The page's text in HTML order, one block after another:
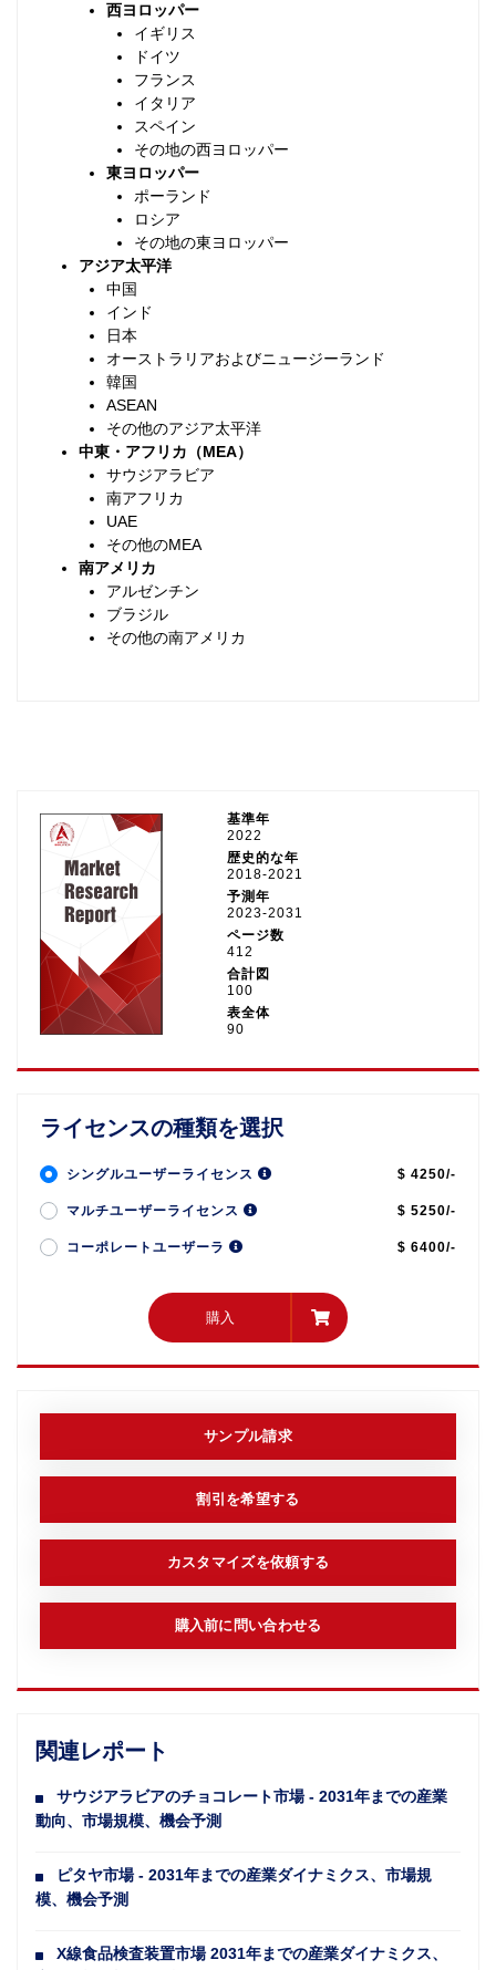
西ヨロッパー
イギリス
ドイツ
フランス
イタリア
スペイン
その地の西ヨロッパー
東ヨロッパー
ポーランド
ロシア
その地の東ヨロッパー
アジア太平洋
中国
インド
日本
オーストラリアおよびニュージーランド
韓国
ASEAN
その他のアジア太平洋
中東・アフリカ（MEA）
サウジアラビア
南アフリカ
UAE
その他のMEA
南アメリカ
アルゼンチン
ブラジル
その他の南アメリカ
基準年
2022
歴史的な年
2018-2021
予測年
2023-2031
ページ数
412
合計図
100
表全体
90
ライセンスの種類を選択
シングルユーザーライセンス $ 4250/-
マルチユーザーライセンス $ 5250/-
コーポレートユーザーラ $ 6400/-
購入
サンプル請求
割引を希望する
カスタマイズを依頼する
購入前に問い合わせる
関連レポート
サウジアラビアのチョコレート市場 - 2031年までの産業
動向、市場規模、機会予測
ピタヤ市場 - 2031年までの産業ダイナミクス、市場規
模、機会予測
X線食品検査装置市場 2031年までの産業ダイナミクス、